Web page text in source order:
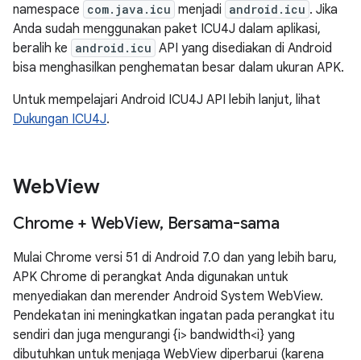
namespace com.java.icu menjadi android.icu . Jika
Anda sudah menggunakan paket ICU4J dalam aplikasi,
beralih ke android.icu API yang disediakan di Android
bisa menghasilkan penghematan besar dalam ukuran APK.
Untuk mempelajari Android ICU4J API lebih lanjut, lihat
Dukungan ICU4J.
WebView
Chrome + WebView, Bersama-sama
Mulai Chrome versi 51 di Android 7.0 dan yang lebih baru,
APK Chrome di perangkat Anda digunakan untuk
menyediakan dan merender Android System WebView.
Pendekatan ini meningkatkan ingatan pada perangkat itu
sendiri dan juga mengurangi {i> bandwidth<i} yang
dibutuhkan untuk menjaga WebView diperbarui (karena